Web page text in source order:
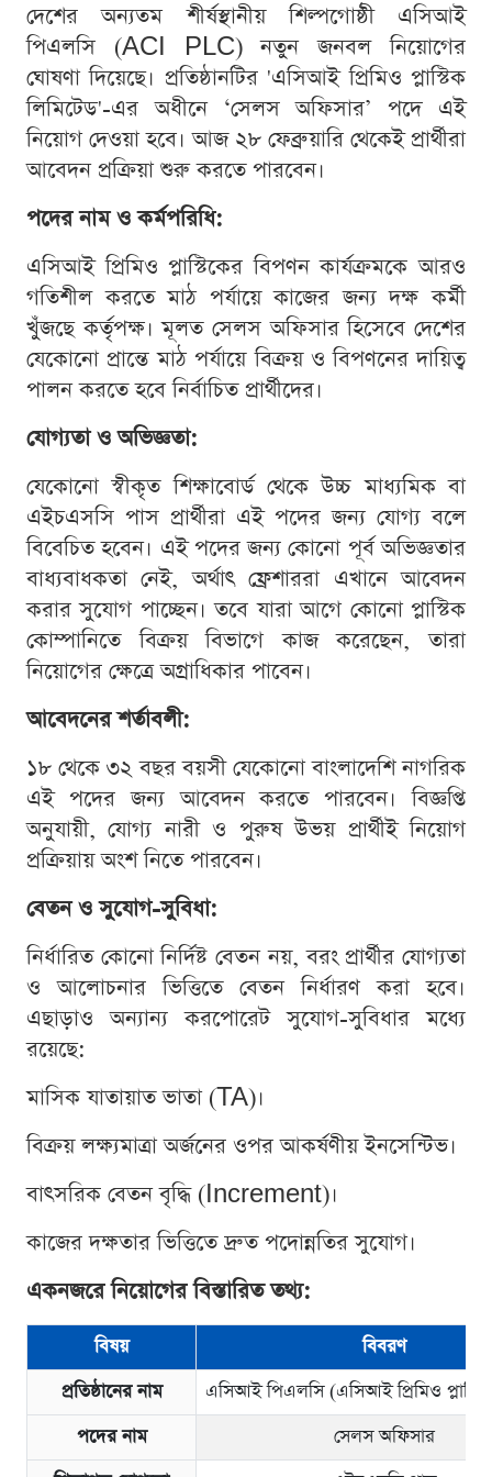
দেশের অন্যতম শীর্ষস্থানীয় শিল্পগোষ্ঠী এসিআই
পিএলসি (ACI PLC) নতুন জনবল নিয়োগের
ঘোষণা দিয়েছে। প্রতিষ্ঠানটির 'এসিআই প্রিমিও প্লাস্টিক
লিমিটেড'-এর অধীনে ‘সেলস অফিসার’ পদে এই
নিয়োগ দেওয়া হবে। আজ ২৮ ফেব্রুয়ারি থেকেই প্রার্থীরা
আবেদন প্রক্রিয়া শুরু করতে পারবেন।
পদের নাম ও কর্মপরিধি:
এসিআই প্রিমিও প্লাস্টিকের বিপণন কার্যক্রমকে আরও
গতিশীল করতে মাঠ পর্যায়ে কাজের জন্য দক্ষ কর্মী
খুঁজছে কর্তৃপক্ষ। মূলত সেলস অফিসার হিসেবে দেশের
যেকোনো প্রান্তে মাঠ পর্যায়ে বিক্রয় ও বিপণনের দায়িত্ব
পালন করতে হবে নির্বাচিত প্রার্থীদের।
যোগ্যতা ও অভিজ্ঞতা:
যেকোনো স্বীকৃত শিক্ষাবোর্ড থেকে উচ্চ মাধ্যমিক বা
এইচএসসি পাস প্রার্থীরা এই পদের জন্য যোগ্য বলে
বিবেচিত হবেন। এই পদের জন্য কোনো পূর্ব অভিজ্ঞতার
বাধ্যবাধকতা নেই, অর্থাৎ ফ্রেশাররা এখানে আবেদন
করার সুযোগ পাচ্ছেন। তবে যারা আগে কোনো প্লাস্টিক
কোম্পানিতে বিক্রয় বিভাগে কাজ করেছেন, তারা
নিয়োগের ক্ষেত্রে অগ্রাধিকার পাবেন।
আবেদনের শর্তাবলী:
১৮ থেকে ৩২ বছর বয়সী যেকোনো বাংলাদেশি নাগরিক
এই পদের জন্য আবেদন করতে পারবেন। বিজ্ঞপ্তি
অনুযায়ী, যোগ্য নারী ও পুরুষ উভয় প্রার্থীই নিয়োগ
প্রক্রিয়ায় অংশ নিতে পারবেন।
বেতন ও সুযোগ-সুবিধা:
নির্ধারিত কোনো নির্দিষ্ট বেতন নয়, বরং প্রার্থীর যোগ্যতা
ও আলোচনার ভিত্তিতে বেতন নির্ধারণ করা হবে।
এছাড়াও অন্যান্য করপোরেট সুযোগ-সুবিধার মধ্যে
রয়েছে:
মাসিক যাতায়াত ভাতা (TA)।
বিক্রয় লক্ষ্যমাত্রা অর্জনের ওপর আকর্ষণীয় ইনসেন্টিভ।
বাৎসরিক বেতন বৃদ্ধি (Increment)।
কাজের দক্ষতার ভিত্তিতে দ্রুত পদোন্নতির সুযোগ।
একনজরে নিয়োগের বিস্তারিত তথ্য:
বিষয়
বিবরণ
প্রতিষ্ঠানের নাম
এসিআই পিএলসি (এসিআই প্রিমিও
পদের নাম
সেলস অফিসার